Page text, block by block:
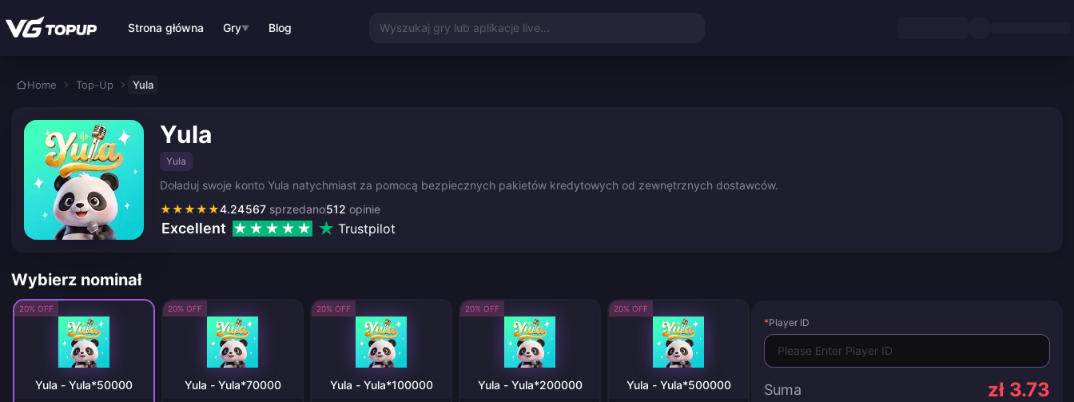
Strona główna Gry▼ Blog Wyszukaj gry lub aplikacje live...
Home Top-Up Yula
Yula
Yula
Doładuj swoje konto Yula natychmiast za pomocą bezpiecznych pakietów kredytowych od zewnętrznych dostawców.
★★★★★4.24 512 opinie
567 sprzedano
Excellent Trustpilot
Wybierz nominał
20% OFF
Yula - Yula*50000
20% OFF
Yula - Yula*70000
20% OFF
Yula - Yula*100000
20% OFF
Yula - Yula*200000
20% OFF
Yula - Yula*500000
*Player ID
Suma zł 3.73